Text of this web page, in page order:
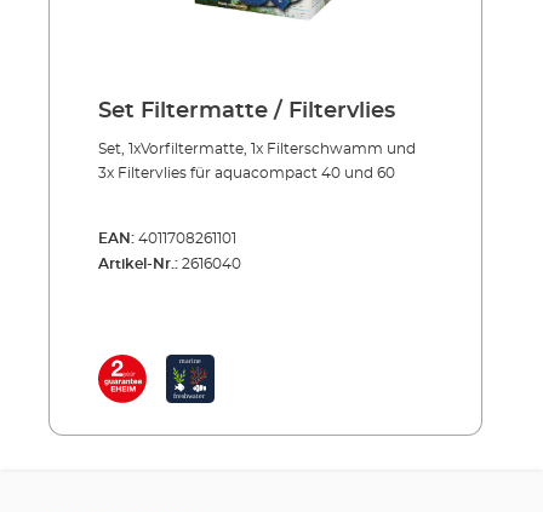
Set Filtermatte / Filtervlies
Set, 1xVorfiltermatte, 1x Filterschwamm und
3x Filtervlies für aquacompact 40 und 60
EAN: 4011708261101
Artikel-Nr.: 2616040